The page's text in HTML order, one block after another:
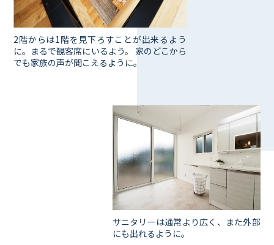
2階からは1階を見下ろすことが出来るよう
に。まるで観客席にいるよう。 家のどこから
でも家族の声が聞こえるように。
サニタリーは通常より広く、また外部
にも出れるように。